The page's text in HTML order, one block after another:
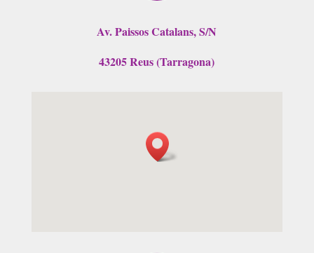
Av. Paissos Catalans, S/N
43205 Reus (Tarragona)